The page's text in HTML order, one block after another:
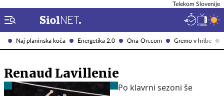
Naj planinska koča Energetika 2.0 Ona-On.com Gremo v hribe
Telekom Slovenije
Renaud Lavillenie